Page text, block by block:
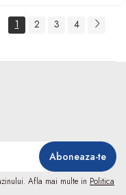
1 2 3 4
Afla mai multe in Politica